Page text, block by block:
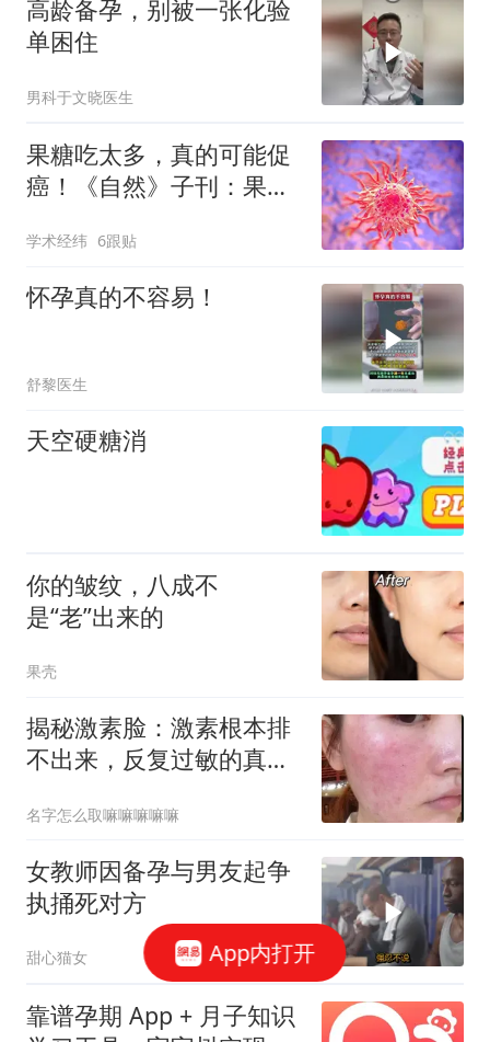
高龄备孕，别被一张化验
单困住
男科于文晓医生
果糖吃太多，真的可能促
癌！《自然》子刊：果糖
学术经纬 6跟贴
怀孕真的不容易！
舒黎医生
天空硬糖消
你的皱纹，八成不
是“老”出来的
果壳
揭秘激素脸：激素根本排
不出来，反复过敏的真相
名字怎么取嘛嘛嘛嘛嘛
女教师因备孕与男友起争
执捅死对方
甜心猫女
靠谱孕期 App + 月子知识
App内打开